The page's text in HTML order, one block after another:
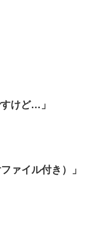
けど…」
ァイル付き）」